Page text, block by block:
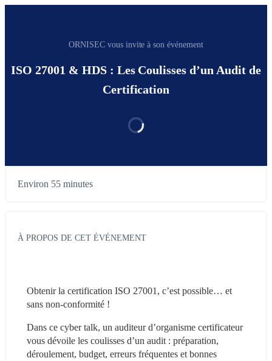
ORNISEC vous invite à son événement
ISO 27001 & HDS : Les Coulisses d’un Audit de
Certification
Environ 55 minutes
À PROPOS DE CET ÉVÉNEMENT
Obtenir la certification ISO 27001, c’est possible… et
sans non-conformité !
Dans ce cyber talk, un auditeur d’organisme certificateur
vous dévoile les coulisses d’un audit : préparation,
déroulement, budget, erreurs fréquentes et bonnes